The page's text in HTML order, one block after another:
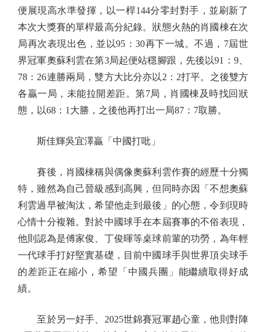
便展現高水準發揮，以一桿144分零封對手，並刷新了
本次大獎賽的單桿最高分紀錄。狀態火熱的肖國棟在次
局再次表現出色，並以95：30再下一城。不過，7屆世
界冠軍奧蘇利雲在第3局起便站穩腳跟，先後以91：9、
78：26連勝兩局，雙方大比分亦以2：2打平。之後雙方
各贏一局，未能拉開差距。第7局，肖國棟及時找回狀
態，以68：1大勝，之後他再打出一局87：7取勝。
斯佳輝吳宜澤贏「中國打吡」
賽後，肖國棟稱與偶像奧蘇利雲作賽的經歷十分獨
特，雖然為自己晉級感到高興，但同時亦因「不想奧蘇
利雲過早被淘汰，希望他走到最後」的心態，令到現時
心情十分複雜。對於中國球手在本屆賽事的不俗表現，
他則認為是傅家俊、丁俊暉等桌球前輩的功勞，為年輕
一代球手打好堅實基礎，目前中國球手與世界頂尖球手
的差距正在縮小，希望「中國兵團」能繼續取得好成
績。
至於另一好手、2025世錦賽冠軍趙心童，他則對陣